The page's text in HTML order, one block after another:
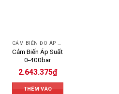
Cảm Biến Áp Suất
0-400bar
2.643.375₫
THÊM VÀO